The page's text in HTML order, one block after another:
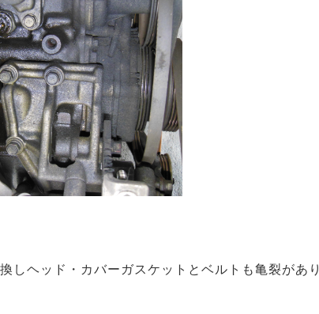
しヘッド・カバーガスケットとベルトも亀裂があり